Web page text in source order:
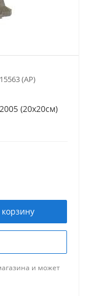
(AP)
(20x20см)
и может